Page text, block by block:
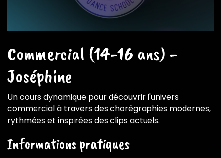
Commercial (14-16 ans) -
Joséphine
Un cours dynamique pour découvrir l'univers
commercial à travers des chorégraphies modernes,
rythmées et inspirées des clips actuels.
Informations pratiques